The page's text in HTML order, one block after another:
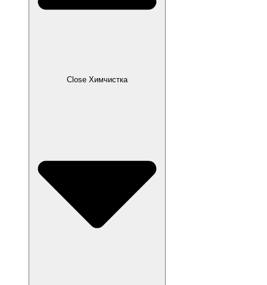
Close Химчистка